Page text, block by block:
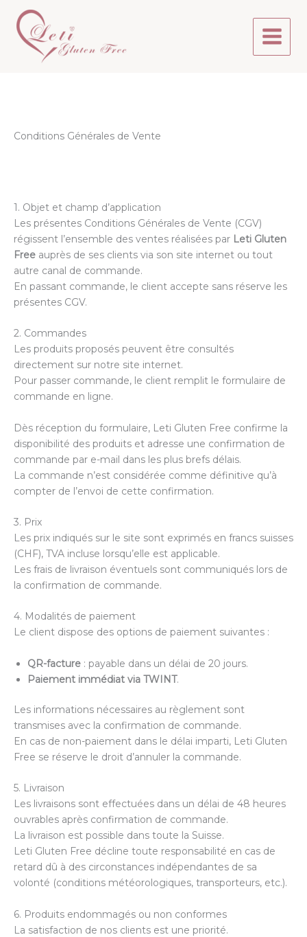
contenu
Conditions Générales de Vente
1. Objet et champ d’application
Les présentes Conditions Générales de Vente (CGV)
régissent l’ensemble des ventes réalisées par Leti Gluten
Free auprès de ses clients via son site internet ou tout
autre canal de commande.
En passant commande, le client accepte sans réserve les
présentes CGV.
2. Commandes
Les produits proposés peuvent être consultés
directement sur notre site internet.
Pour passer commande, le client remplit le formulaire de
commande en ligne.
Dès réception du formulaire, Leti Gluten Free confirme la
disponibilité des produits et adresse une confirmation de
commande par e-mail dans les plus brefs délais.
La commande n’est considérée comme définitive qu’à
compter de l’envoi de cette confirmation.
3. Prix
Les prix indiqués sur le site sont exprimés en francs suisses
(CHF), TVA incluse lorsqu’elle est applicable.
Les frais de livraison éventuels sont communiqués lors de
la confirmation de commande.
4. Modalités de paiement
Le client dispose des options de paiement suivantes :
QR-facture : payable dans un délai de 20 jours.
Paiement immédiat via TWINT.
Les informations nécessaires au règlement sont
transmises avec la confirmation de commande.
En cas de non-paiement dans le délai imparti, Leti Gluten
Free se réserve le droit d’annuler la commande.
5. Livraison
Les livraisons sont effectuées dans un délai de 48 heures
ouvrables après confirmation de commande.
La livraison est possible dans toute la Suisse.
Leti Gluten Free décline toute responsabilité en cas de
retard dû à des circonstances indépendantes de sa
volonté (conditions météorologiques, transporteurs, etc.).
6. Produits endommagés ou non conformes
La satisfaction de nos clients est une priorité.